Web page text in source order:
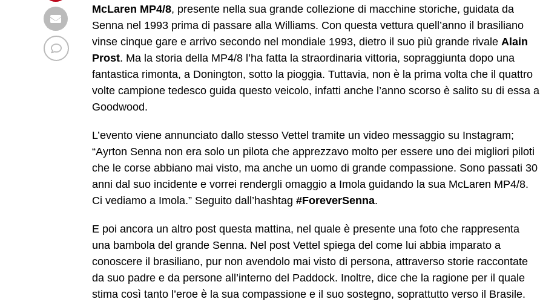
McLaren MP4/8, presente nella sua grande collezione di macchine storiche, guidata da
Senna nel 1993 prima di passare alla Williams. Con questa vettura quell’anno il brasiliano
vinse cinque gare e arrivo secondo nel mondiale 1993, dietro il suo più grande rivale Alain
Prost. Ma la storia della MP4/8 l’ha fatta la straordinaria vittoria, sopraggiunta dopo una
fantastica rimonta, a Donington, sotto la pioggia. Tuttavia, non è la prima volta che il quattro
volte campione tedesco guida questo veicolo, infatti anche l’anno scorso è salito su di essa a
Goodwood.
L’evento viene annunciato dallo stesso Vettel tramite un video messaggio su Instagram;
“Ayrton Senna non era solo un pilota che apprezzavo molto per essere uno dei migliori piloti
che le corse abbiano mai visto, ma anche un uomo di grande compassione. Sono passati 30
anni dal suo incidente e vorrei rendergli omaggio a Imola guidando la sua McLaren MP4/8.
Ci vediamo a Imola.” Seguito dall’hashtag #ForeverSenna.
E poi ancora un altro post questa mattina, nel quale è presente una foto che rappresenta
una bambola del grande Senna. Nel post Vettel spiega del come lui abbia imparato a
conoscere il brasiliano, pur non avendolo mai visto di persona, attraverso storie raccontate
da suo padre e da persone all’interno del Paddock. Inoltre, dice che la ragione per il quale
stima così tanto l’eroe è la sua compassione e il suo sostegno, soprattutto verso il Brasile.